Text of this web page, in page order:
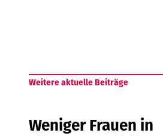
Weitere aktuelle Beiträge
Weniger Frauen in